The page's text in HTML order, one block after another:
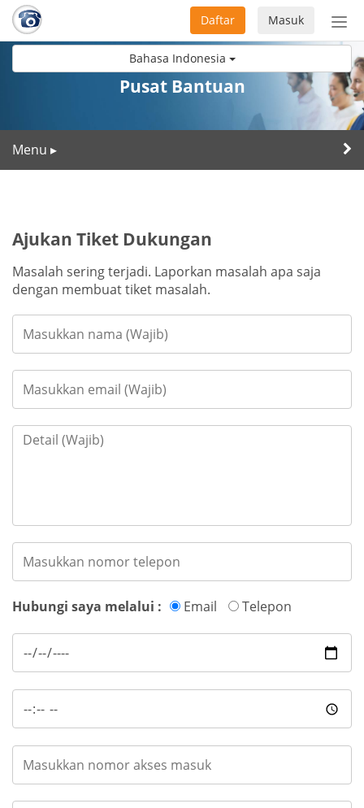
Bahasa Indonesia
Masuk
Daftar
Pusat Bantuan
Menu ▸
Ajukan Tiket Dukungan
Masalah sering terjadi. Laporkan masalah apa saja
dengan membuat tiket masalah.
Hubungi saya melalui : Email Telepon